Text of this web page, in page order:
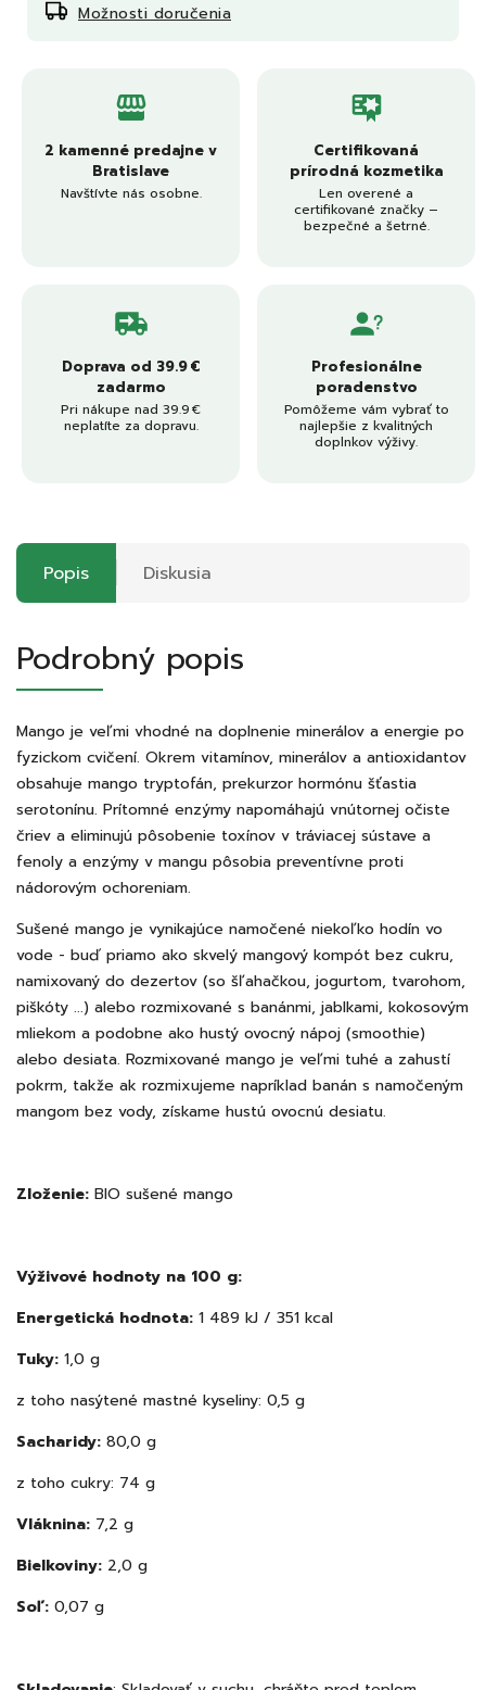
Možnosti doručenia
2 kamenné predajne v
Bratislave
Navštívte nás osobne.
Certifikovaná
prírodná kozmetika
Len overené a
certifikované značky –
bezpečné a šetrné.
Doprava od 39.9 €
zadarmo
Pri nákupe nad 39.9 €
neplatíte za dopravu.
Profesionálne
poradenstvo
Pomôžeme vám vybrať to
najlepšie z kvalitných
doplnkov výživy.
Popis Diskusia
Podrobný popis
Mango je veľmi vhodné na doplnenie minerálov a energie po
fyzickom cvičení. Okrem vitamínov, minerálov a antioxidantov
obsahuje mango tryptofán, prekurzor hormónu šťastia
serotonínu. Prítomné enzýmy napomáhajú vnútornej očiste
čriev a eliminujú pôsobenie toxínov v tráviacej sústave a
fenoly a enzýmy v mangu pôsobia preventívne proti
nádorovým ochoreniam.
Sušené mango je vynikajúce namočené niekoľko hodín vo
vode - buď priamo ako skvelý mangový kompót bez cukru,
namixovaný do dezertov (so šľahačkou, jogurtom, tvarohom,
piškóty ...) alebo rozmixované s banánmi, jablkami, kokosovým
mliekom a podobne ako hustý ovocný nápoj (smoothie)
alebo desiata. Rozmixované mango je veľmi tuhé a zahustí
pokrm, takže ak rozmixujeme napríklad banán s namočeným
mangom bez vody, získame hustú ovocnú desiatu.
Zloženie: BIO sušené mango
Výživové hodnoty na 100 g:
Energetická hodnota: 1 489 kJ / 351 kcal
Tuky: 1,0 g
z toho nasýtené mastné kyseliny: 0,5 g
Sacharidy: 80,0 g
z toho cukry: 74 g
Vláknina: 7,2 g
Bielkoviny: 2,0 g
Soľ: 0,07 g